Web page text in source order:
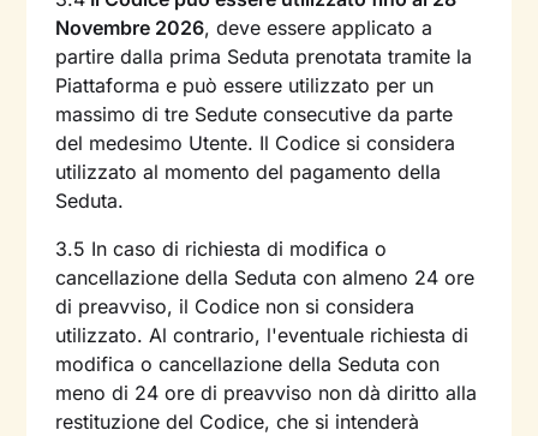
Novembre 2026, deve essere applicato a
partire dalla prima Seduta prenotata tramite la
Piattaforma e può essere utilizzato per un
massimo di tre Sedute consecutive da parte
del medesimo Utente. Il Codice si considera
utilizzato al momento del pagamento della
Seduta.
3.5 In caso di richiesta di modifica o
cancellazione della Seduta con almeno 24 ore
di preavviso, il Codice non si considera
utilizzato. Al contrario, l'eventuale richiesta di
modifica o cancellazione della Seduta con
meno di 24 ore di preavviso non dà diritto alla
restituzione del Codice, che si intenderà